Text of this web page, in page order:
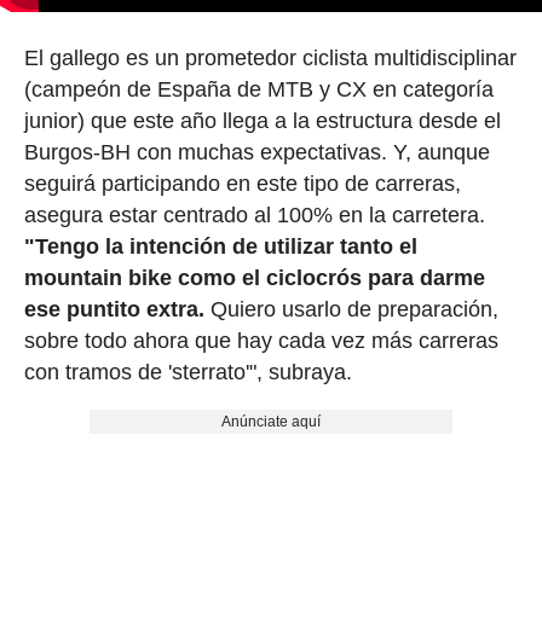
El gallego es un prometedor ciclista multidisciplinar
(campeón de España de MTB y CX en categoría
junior) que este año llega a la estructura desde el
Burgos-BH con muchas expectativas. Y, aunque
seguirá participando en este tipo de carreras,
asegura estar centrado al 100% en la carretera.
"Tengo la intención de utilizar tanto el
mountain bike como el ciclocrós para darme
ese puntito extra. Quiero usarlo de preparación,
sobre todo ahora que hay cada vez más carreras
con tramos de 'sterrato'", subraya.
Anúnciate aquí